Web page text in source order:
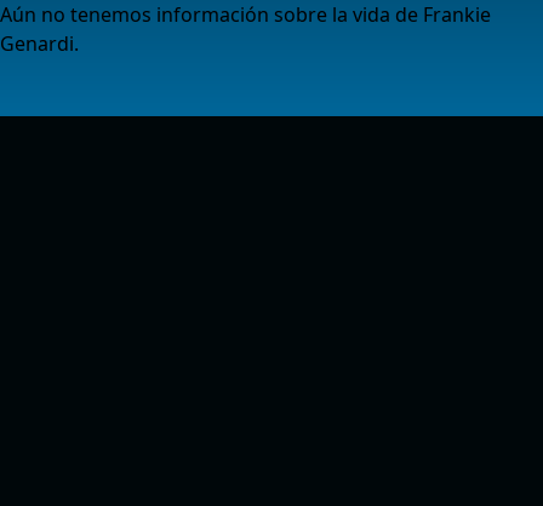
Aún no tenemos información sobre la vida de Frankie
Genardi.